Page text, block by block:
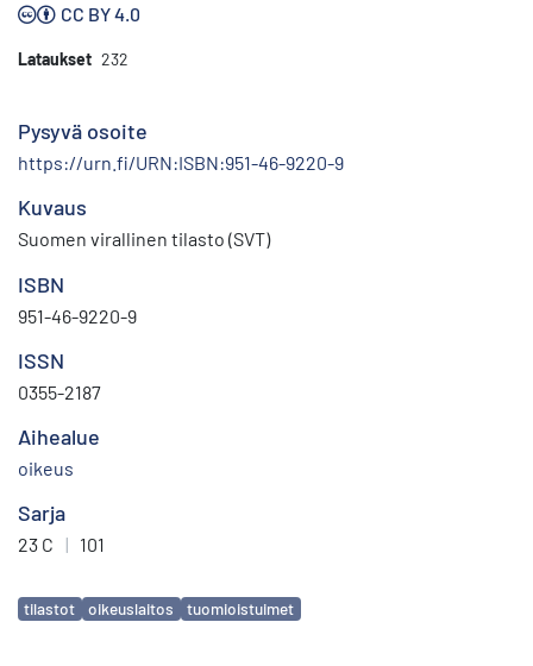
CC BY 4.0
Lataukset 232
Pysyvä osoite
https://urn.fi/URN:ISBN:951-46-9220-9
Kuvaus
Suomen virallinen tilasto (SVT)
ISBN
951-46-9220-9
ISSN
0355-2187
Aihealue
oikeus
Sarja
23 C | 101
Avainsanat
tilastot oikeuslaitos tuomioistuimet